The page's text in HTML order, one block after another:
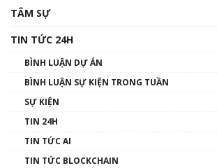
TÂM SỰ
TIN TỨC 24H
BÌNH LUẬN DỰ ÁN
BÌNH LUẬN SỰ KIỆN TRONG TUẦN
SỰ KIỆN
TIN 24H
TIN TỨC AI
TIN TỨC BLOCKCHAIN